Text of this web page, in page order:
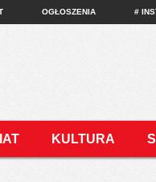
OGŁOSZENIA #
KULTURA